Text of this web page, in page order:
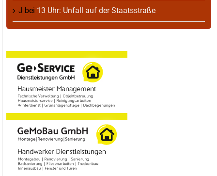
J bei 13 Uhr: Unfall auf der Staatsstraße